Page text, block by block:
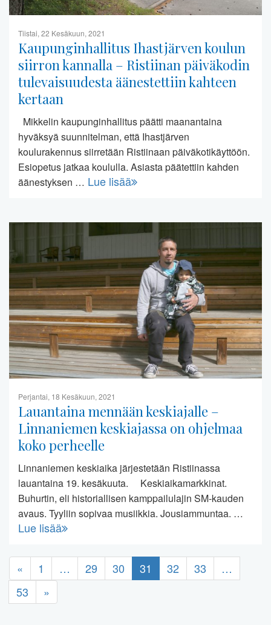
Tiistai, 22 Kesäkuun, 2021
Kaupunginhallitus Ihastjärven koulun
siirron kannalla – Ristiinan päiväkodin
tulevaisuudesta äänestettiin kahteen
kertaan
Mikkelin kaupunginhallitus päätti maanantaina
hyväksyä suunnitelman, että Ihastjärven
koulurakennus siirretään Ristiinaan päiväkotikäyttöön.
Esiopetus jatkaa koululla. Asiasta päätettiin kahden
äänestyksen … Lue lisää
Perjantai, 18 Kesäkuun, 2021
Lauantaina mennään keskiajalle –
Linnaniemen keskiajassa on ohjelmaa
koko perheelle
Linnaniemen keskiaika järjestetään Ristiinassa
lauantaina 19. kesäkuuta. Keskiaikamarkkinat.
Buhurtin, eli historiallisen kamppailulajin SM-kauden
avaus. Tyyliin sopivaa musiikkia. Jousiammuntaa. …
Lue lisää
« 1 … 29 30 31 32 33
…
53
»